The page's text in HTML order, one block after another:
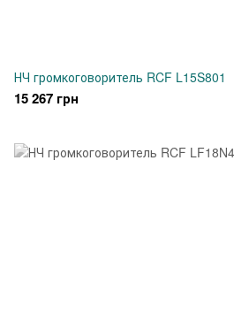
НЧ громкоговоритель RCF L15S801
15 267 грн